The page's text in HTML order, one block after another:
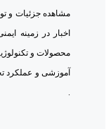
مشاهده جزئیات و
اخبار در زمینه
محصولات و
آموزشی و عملکرد
.